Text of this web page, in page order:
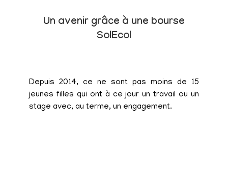
Un avenir grâce à une bourse
SolEcol
Depuis 2014, ce ne sont pas moins de 15
jeunes filles qui ont à ce jour un travail ou un
stage avec, au terme, un engagement.